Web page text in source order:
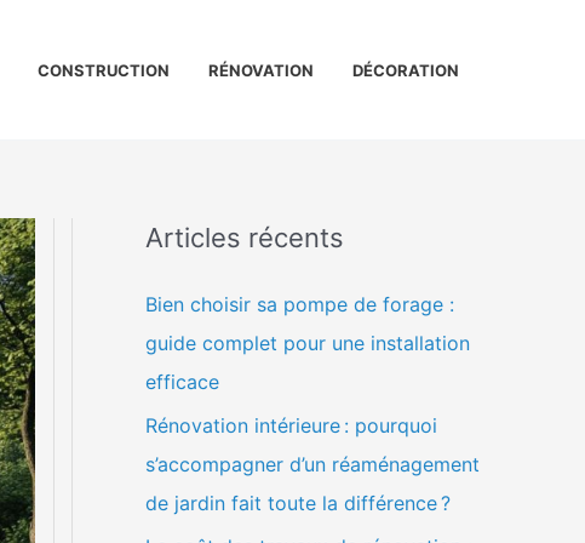
CONSTRUCTION RÉNOVATION DÉCORATION
Articles récents
Bien choisir sa pompe de forage :
guide complet pour une installation
efficace
Rénovation intérieure : pourquoi
s’accompagner d’un réaménagement
de jardin fait toute la différence ?